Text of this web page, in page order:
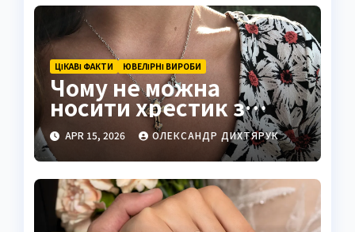
ЦІКАВІ ФАКТИ ЮВЕЛІРНІ ВИРОБИ
Чому не можна
носити хрестик з
розп’яттям
APR 15, 2026 ОЛЕКСАНДР ДИХТЯРУК